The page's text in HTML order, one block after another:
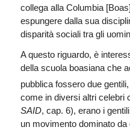
collega alla Columbia
espungere dalla sua
disparità sociali tra gli
A questo riguardo, è
della scuola boasiana che
pubblica fossero due
come in diversi altri celebri
SAID, cap. 6), erano i
un movimento dominato